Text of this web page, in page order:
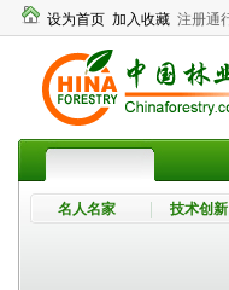
设为首页 加入收藏 注册通
名人名家 技术创新